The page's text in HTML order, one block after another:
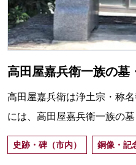
高田屋嘉兵衛一族の墓
高田屋嘉兵衛は浄土宗・称
には、高田屋嘉兵衛一族の
碑があり、淡路から渡来し
地として北海の天地に活躍し
史跡・碑（市内） 銅像・記